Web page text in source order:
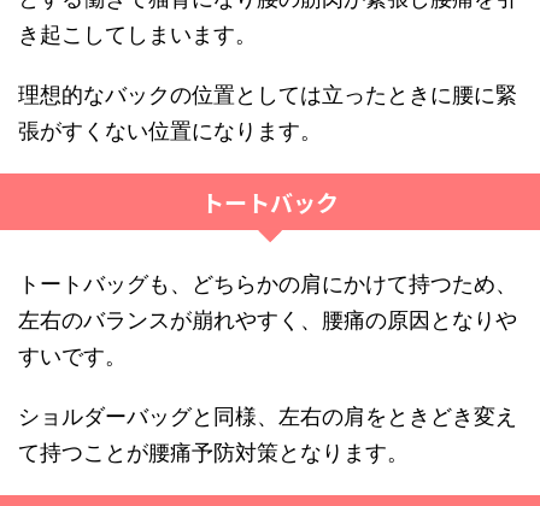
き起こしてしまいます。
理想的なバックの位置としては立ったときに腰に緊
張がすくない位置になります。
トートバック
トートバッグも、どちらかの肩にかけて持つため、
左右のバランスが崩れやすく、腰痛の原因となりや
すいです。
ショルダーバッグと同様、左右の肩をときどき変え
て持つことが腰痛予防対策となります。